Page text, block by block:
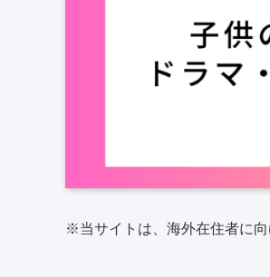
※当サイトは、海外在住者に